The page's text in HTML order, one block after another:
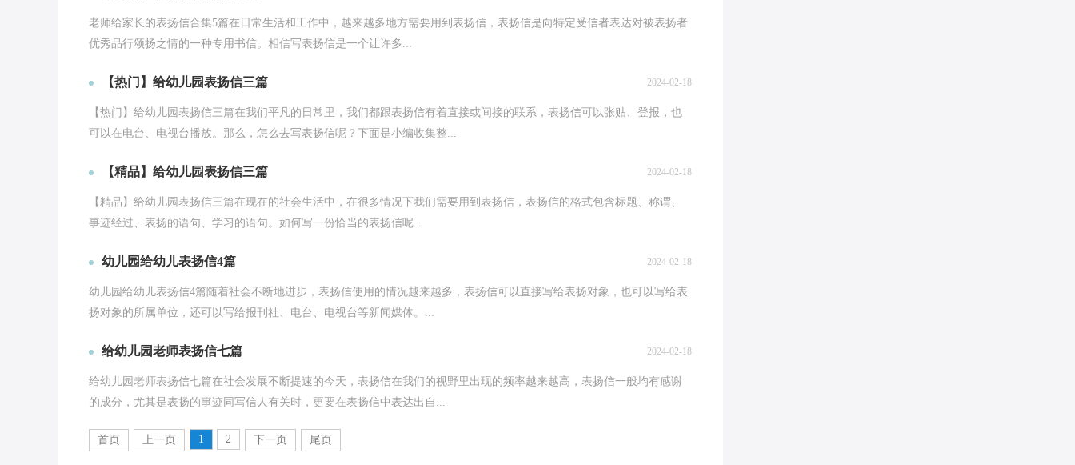
老师给家长的表扬信合集5篇在日常生活和工作中，越来越多地方需要用到表扬信，表扬信是向特定受信者表达对被表扬者
优秀品行颂扬之情的一种专用书信。相信写表扬信是一个让许多...
【热门】给幼儿园表扬信三篇 2024-02-18
【热门】给幼儿园表扬信三篇在我们平凡的日常里，我们都跟表扬信有着直接或间接的联系，表扬信可以张贴、登报，也
可以在电台、电视台播放。那么，怎么去写表扬信呢？下面是小编收集整...
【精品】给幼儿园表扬信三篇 2024-02-18
【精品】给幼儿园表扬信三篇在现在的社会生活中，在很多情况下我们需要用到表扬信，表扬信的格式包含标题、称谓、
事迹经过、表扬的语句、学习的语句。如何写一份恰当的表扬信呢...
幼儿园给幼儿表扬信4篇 2024-02-18
幼儿园给幼儿表扬信4篇随着社会不断地进步，表扬信使用的情况越来越多，表扬信可以直接写给表扬对象，也可以写给表
扬对象的所属单位，还可以写给报刊社、电台、电视台等新闻媒体。...
给幼儿园老师表扬信七篇 2024-02-18
给幼儿园老师表扬信七篇在社会发展不断提速的今天，表扬信在我们的视野里出现的频率越来越高，表扬信一般均有感谢
的成分，尤其是表扬的事迹同写信人有关时，更要在表扬信中表达出自...
首页 上一页 1 2 下一页 尾页